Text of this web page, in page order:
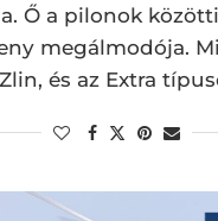
Ő a pilonok
megálmodója.
és az Extra